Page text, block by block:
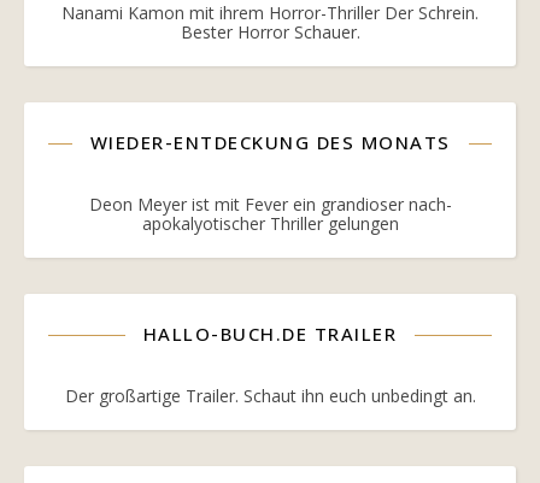
Nanami Kamon mit ihrem Horror-Thriller Der Schrein.
Bester Horror Schauer.
WIEDER-ENTDECKUNG DES MONATS
Deon Meyer ist mit Fever ein grandioser nach-
apokalyotischer Thriller gelungen
HALLO-BUCH.DE TRAILER
Der großartige Trailer. Schaut ihn euch unbedingt an.